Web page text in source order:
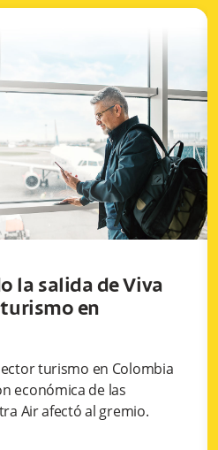
la salida de Viva
en
turismo en Colombia
económica de las
Air afectó al gremio.